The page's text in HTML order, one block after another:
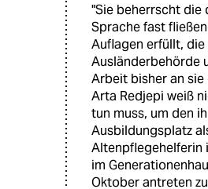
"Sie beherrscht die
Sprache fast
Auflagen erfüllt, die
Ausländerbehörde
Arbeit bisher an
Arta Redjepi weiß
tun muss, um den
Ausbildungsplatz
Altenpflegehelferin
im
Oktober antreten